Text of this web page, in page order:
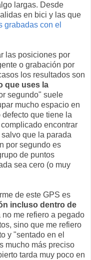
largas. Desde
en bici y las que
grabadas con el
las posiciones por
o grabación por
los resultados son
que uses la
segundo" suele
mucho espacio en
que tiene la
encontrar
que la parada
por segundo es
de puntos
sea cero (o muy
de este GPS es
incluso dentro de
me refiero a pegado
sino que me refiero
y "sentado en el
mucho más preciso
tarda muy poco en